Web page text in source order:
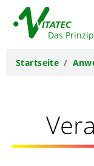
Das
Startseite